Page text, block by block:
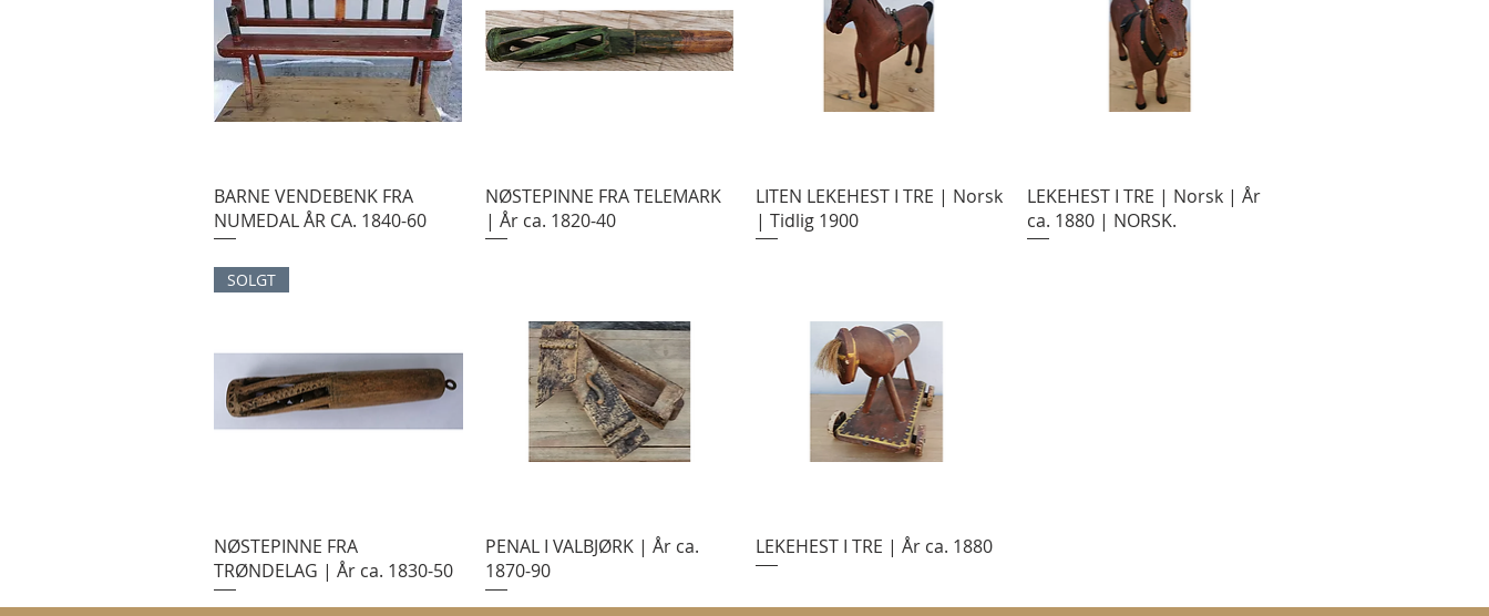
BARNE VENDEBENK FRA
NUMEDAL ÅR CA. 1840-60
NØSTEPINNE FRA TELEMARK
| År ca. 1820-40
LITEN LEKEHEST I TRE | Norsk
| Tidlig 1900
LEKEHEST I TRE | Norsk | År
ca. 1880 | NORSK.
SOLGT
NØSTEPINNE FRA
TRØNDELAG | År ca. 1830-50
PENAL I VALBJØRK | År ca.
1870-90
LEKEHEST I TRE | År ca. 1880